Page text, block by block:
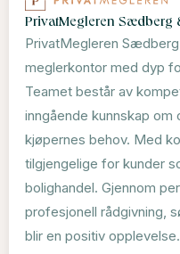
PrivatMegleren Sædberg
PrivatMegleren
meglerkontor med dyp
Teamet består av
inngående kunnskap
kjøpernes behov. Med
tilgjengelige for kunder
bolighandel. Gjennom
profesjonell rådgivning,
blir en positiv opplevelse.